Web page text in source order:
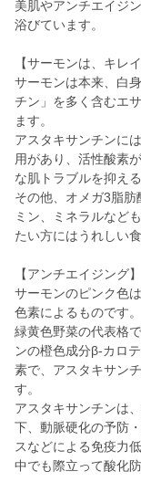
美肌やアンチエイジ
浴びています。
【サーモンは、キレ
サーモンは本来、白
チン」を多く含むエ
ます。
アスタキサンチンに
用があり、活性酸素
な肌トラブルを抑え
その他、オメガ3脂肪
ミン、ミネラルなど
たい方にはうれしい食
【アンチエイジング】
サーモンのピンク色
色素によるものです。
緑黄色野菜の代表格
ンの橙色成分β-カロ
素で、アスタキサン
す。
アスタキサンチンは
下、動脈硬化の予防
スなどによる免疫力
中でも際立って酸化